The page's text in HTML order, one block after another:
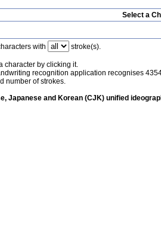
Select a
with stroke(s).
character by clicking it.
recognition application recognises
number of strokes.
Japanese and Korean (CJK) unified